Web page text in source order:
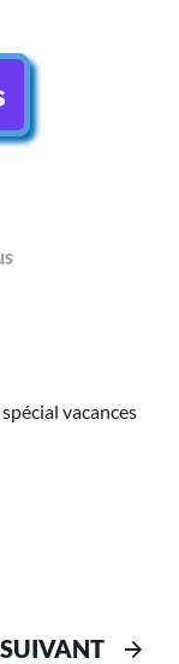
vacances
SUIVANT